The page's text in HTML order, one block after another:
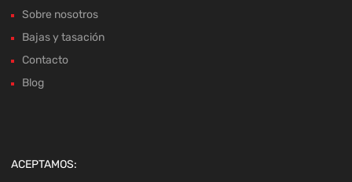
Sobre nosotros
Bajas y tasación
Contacto
Blog
ACEPTAMOS: